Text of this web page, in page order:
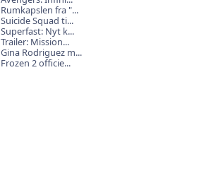
Rumkapslen fra "...
Suicide Squad ti...
Superfast: Nyt k...
Trailer: Mission...
Gina Rodriguez m...
Frozen 2 officie...